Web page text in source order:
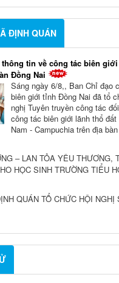
ĐỊNH QUÁN
tin về công tác biên giới
Đồng Nai
Sáng ngày 6/8,, Ban Chỉ đạo
biên giới tỉnh Đồng Nai đã tổ
nghị Tuyên truyền công tác
công tác biên giới lãnh thổ
Nam - Campuchia trên địa
– LAN TỎA YÊU THƯƠNG,
HỌC SINH TRƯỜNG TIỂU
QUÁN TỔ CHỨC HỘI NGHỊ